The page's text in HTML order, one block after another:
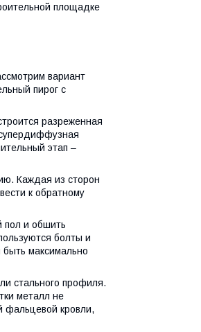
площадке
вариант
пирог с
разреженная
этап –
Каждая из сторон
к обратному
пол и обшить
болты и
максимально
стального профиля.
металл не
фальцевой кровли,